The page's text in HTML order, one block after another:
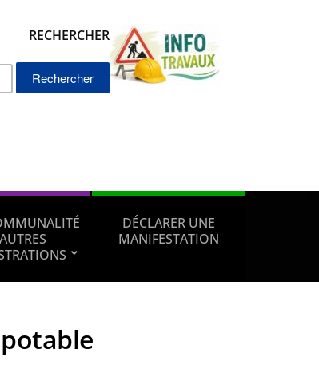
RECHERCHER
Rechercher :
DÉCLARER UNE
MANIFESTATION